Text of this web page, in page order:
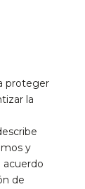
proteger
la
y
de